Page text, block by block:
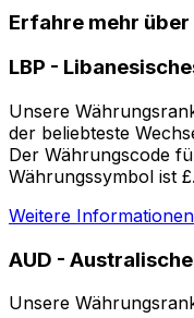
Erfahre mehr über
LBP -
Unsere
der beliebteste
Der Währungscode
Währungssymbol ist £.
Weitere
AUD -
Unsere